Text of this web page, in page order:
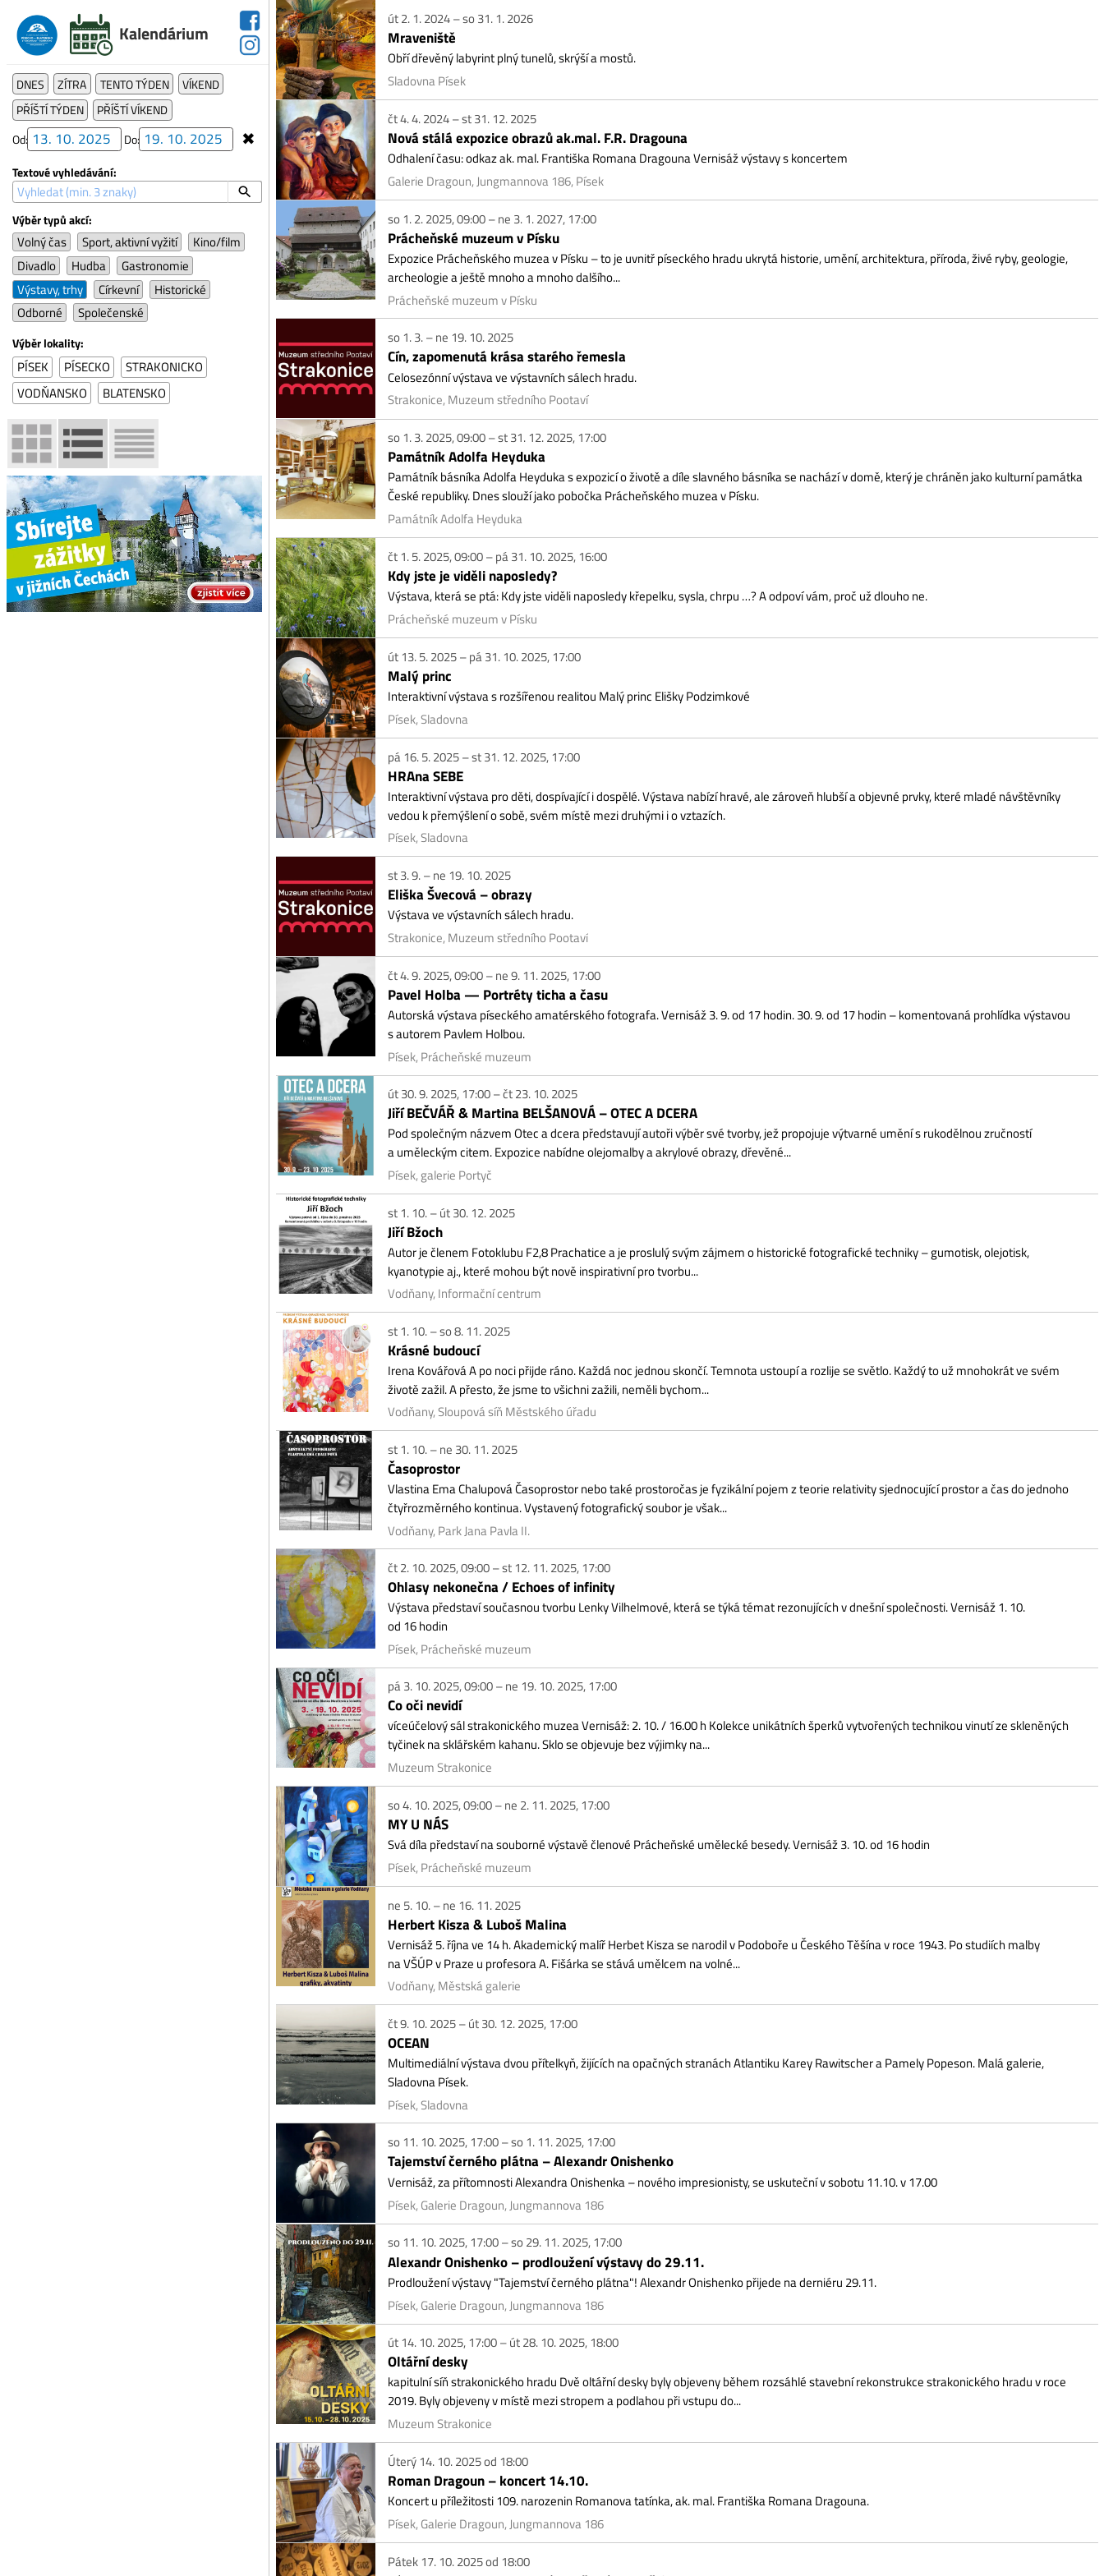
Kalendárium
DNES ZÍTRA TENTO TÝDEN
VÍKEND
PŘÍŠTÍ TÝDEN
PŘÍŠTÍ VÍKEND
Od:
Do: ✖
Textové vyhledávání:
Výběr typů akcí:
Volný čas Sport, aktivní vyžití
Kino/film
Divadlo
Hudba
Gastronomie
Výstavy, trhy
Církevní
Historické
Odborné
Společenské
Výběr lokality:
PÍSEK PÍSECKO
STRAKONICKO
VODŇANSKO
BLATENSKO
út 2. 1. 2024 – so 31. 1. 2026
Mraveniště
Obří dřevěný labyrint plný tunelů, skrýší a mostů.
Sladovna Písek
čt 4. 4. 2024 – st 31. 12. 2025
Nová stálá expozice obrazů ak.mal. F.R. Dragouna
Odhalení času: odkaz ak. mal. Františka Romana Dragouna Vernisáž výstavy s koncertem
Galerie Dragoun, Jungmannova 186, Písek
so 1. 2. 2025, 09:00 – ne 3. 1. 2027, 17:00
Prácheňské muzeum v Písku
Expozice Prácheňského muzea v Písku – to je uvnitř píseckého hradu ukrytá historie, umění, architektura, příroda, živé ryby, geologie,
archeologie a ještě mnoho a mnoho dalšího...
Prácheňské muzeum v Písku
so 1. 3. – ne 19. 10. 2025
Cín, zapomenutá krása starého řemesla
Celosezónní výstava ve výstavních sálech hradu.
Strakonice, Muzeum středního Pootaví
so 1. 3. 2025, 09:00 – st 31. 12. 2025, 17:00
Památník Adolfa Heyduka
Památník básníka Adolfa Heyduka s expozicí o životě a díle slavného básníka se nachází v domě, který je chráněn jako kulturní památka
České republiky. Dnes slouží jako pobočka Prácheňského muzea v Písku.
Památník Adolfa Heyduka
čt 1. 5. 2025, 09:00 – pá 31. 10. 2025, 16:00
Kdy jste je viděli naposledy?
Výstava, která se ptá: Kdy jste viděli naposledy křepelku, sysla, chrpu …? A odpoví vám, proč už dlouho ne.
Prácheňské muzeum v Písku
út 13. 5. 2025 – pá 31. 10. 2025, 17:00
Malý princ
Interaktivní výstava s rozšířenou realitou Malý princ Elišky Podzimkové
Písek, Sladovna
pá 16. 5. 2025 – st 31. 12. 2025, 17:00
HRAna SEBE
Interaktivní výstava pro děti, dospívající i dospělé. Výstava nabízí hravé, ale zároveň hlubší a objevné prvky, které mladé návštěvníky
vedou k přemýšlení o sobě, svém místě mezi druhými i o vztazích.
Písek, Sladovna
st 3. 9. – ne 19. 10. 2025
Eliška Švecová – obrazy
Výstava ve výstavních sálech hradu.
Strakonice, Muzeum středního Pootaví
čt 4. 9. 2025, 09:00 – ne 9. 11. 2025, 17:00
Pavel Holba — Portréty ticha a času
Autorská výstava píseckého amatérského fotografa. Vernisáž 3. 9. od 17 hodin. 30. 9. od 17 hodin – komentovaná prohlídka výstavou
s autorem Pavlem Holbou.
Písek, Prácheňské muzeum
út 30. 9. 2025, 17:00 – čt 23. 10. 2025
Jiří BEČVÁŘ & Martina BELŠANOVÁ – OTEC A DCERA
Pod společným názvem Otec a dcera představují autoři výběr své tvorby, jež propojuje výtvarné umění s rukodělnou zručností
Písek, galerie Portyč
st 1. 10. – út 30. 12. 2025
Jiří Bžoch
Autor je členem Fotoklubu F2,8 Prachatice a je proslulý svým zájmem o historické fotografické techniky – gumotisk, olejotisk,
kyanotypie aj., které mohou být nově inspirativní pro tvorbu...
Vodňany, Informační centrum
st 1. 10. – so 8. 11. 2025
Krásné budoucí
Irena Kovářová A po noci přijde ráno. Každá noc jednou skončí. Temnota ustoupí a rozlije se světlo. Každý to už mnohokrát ve svém
životě zažil. A přesto, že jsme to všichni zažili, neměli bychom...
Vodňany, Sloupová síň Městského úřadu
st 1. 10. – ne 30. 11. 2025
Časoprostor
Vlastina Ema Chalupová Časoprostor nebo také prostoročas je fyzikální pojem z teorie relativity sjednocující prostor a čas do jednoho
čtyřrozměrného kontinua. Vystavený fotografický soubor je však...
Vodňany, Park Jana Pavla II.
čt 2. 10. 2025, 09:00 – st 12. 11. 2025, 17:00
Ohlasy nekonečna / Echoes of infinity
Výstava představí současnou tvorbu Lenky Vilhelmové, která se týká témat rezonujících v dnešní společnosti. Vernisáž 1. 10.
od 16 hodin
Písek, Prácheňské muzeum
pá 3. 10. 2025, 09:00 – ne 19. 10. 2025, 17:00
Co oči nevidí
víceúčelový sál strakonického muzea Vernisáž: 2. 10. / 16.00 h Kolekce unikátních šperků vytvořených technikou vinutí ze skleněných
tyčinek na sklářském kahanu. Sklo se objevuje bez výjimky na...
Muzeum Strakonice
so 4. 10. 2025, 09:00 – ne 2. 11. 2025, 17:00
MY U NÁS
Svá díla představí na souborné výstavě členové Prácheňské umělecké besedy. Vernisáž 3. 10. od 16 hodin
Písek, Prácheňské muzeum
ne 5. 10. – ne 16. 11. 2025
Herbert Kisza & Luboš Malina
Vernisáž 5. října ve 14 h. Akademický malíř Herbet Kisza se narodil v Podoboře u Českého Těšína v roce 1943. Po studiích malby
na VŠÚP v Praze u profesora A. Fišárka se stává umělcem na volné...
Vodňany, Městská galerie
čt 9. 10. 2025 – út 30. 12. 2025, 17:00
OCEAN
Multimediální výstava dvou přítelkyň, žijících na opačných stranách Atlantiku Karey Rawitscher a Pamely Popeson. Malá galerie,
Sladovna Písek.
Písek, Sladovna
so 11. 10. 2025, 17:00 – so 1. 11. 2025, 17:00
Tajemství černého plátna – Alexandr Onishenko
Vernisáž, za přítomnosti Alexandra Onishenka – nového impresionisty, se uskuteční v sobotu 11.10. v 17.00
Písek, Galerie Dragoun, Jungmannova 186
so 11. 10. 2025, 17:00 – so 29. 11. 2025, 17:00
Alexandr Onishenko – prodloužení výstavy do 29.11.
Prodloužení výstavy "Tajemství černého plátna"! Alexandr Onishenko přijede na derniéru 29.11.
Písek, Galerie Dragoun, Jungmannova 186
út 14. 10. 2025, 17:00 – út 28. 10. 2025, 18:00
Oltářní desky
kapitulní síň strakonického hradu Dvě oltářní desky byly objeveny během rozsáhlé stavební rekonstrukce strakonického hradu v roce
2019. Byly objeveny v místě mezi stropem a podlahou při vstupu do...
Muzeum Strakonice
Úterý 14. 10. 2025 od 18:00
Roman Dragoun – koncert 14.10.
Koncert u příležitosti 109. narozenin Romanova tatínka, ak. mal. Františka Romana Dragouna.
Písek, Galerie Dragoun, Jungmannova 186
Pátek 17. 10. 2025 od 18:00
Víno mezi obrazy – Rodinné vinařství Nepraš & Co.
Vína z rodinného vinařství Nepraš z Pavlova jsou vína s duší – harmonická, dlouze zrající vína, vznikající v souladu s přírodou, historií
a respektem k tradici.
Písek, Galerie Dragoun, Jungmannova 186